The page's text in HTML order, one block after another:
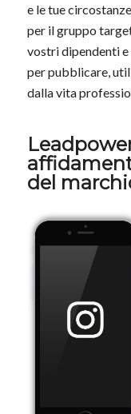
e le tue
per il gruppo
vostri dipendenti e
per pubblicare,
dalla vita
del